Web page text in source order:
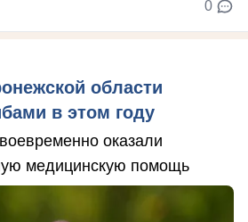
0
области
в этом году
оказали
медицинскую помощь